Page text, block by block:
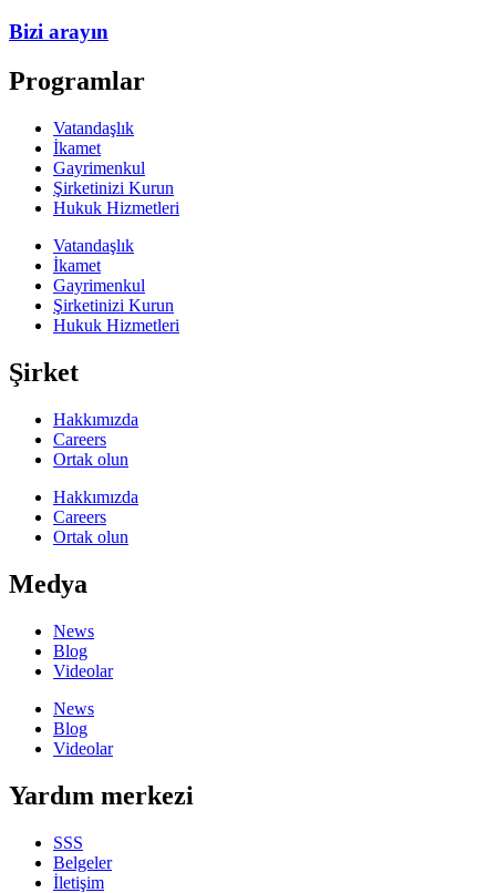
Bizi arayın
Programlar
Vatandaşlık
İkamet
Gayrimenkul
Şirketinizi Kurun
Hukuk Hizmetleri
Vatandaşlık
İkamet
Gayrimenkul
Şirketinizi Kurun
Hukuk Hizmetleri
Şirket
Hakkımızda
Careers
Ortak olun
Hakkımızda
Careers
Ortak olun
Medya
News
Blog
Videolar
News
Blog
Videolar
Yardım merkezi
SSS
Belgeler
İletişim